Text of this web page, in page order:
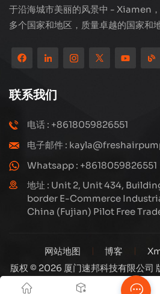
于沿海城市美丽的风景中 - Xiamen
多个国家和地区，质量卓越的国家和
服务系统，我们一直在探索和研究如
的产品以满足客户不断增长的需求。
产和制造的核心关注，其结构设计是
品的有效性能。我们生产的每种产品
严格根据工程图，精心构建在高度自
联系我们
电话 : +8618059826551
电子邮件 :
Whatsapp : +8618059826551
地址 : Unit 2, Unit 434,
border E-Commerce
China (Fujian) Pilot Free
网站地图 博客
版权 © 2026 厦门速邦科技有限公司